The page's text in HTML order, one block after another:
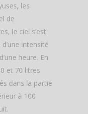
les
de
le ciel s’est
intensité
heure. En
et 70 litres
dans la partie
à 100